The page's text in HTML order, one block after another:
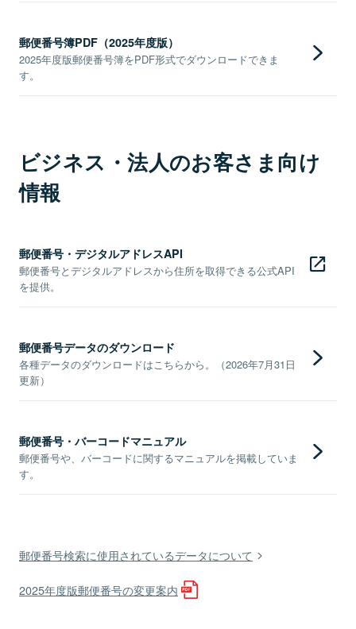
郵便番号簿PDF（2025年度版）
2025年度版郵便番号簿をPDF形式でダウンロードできま
す。
ビジネス・法人のお客さま向け
情報
郵便番号・デジタルアドレスAPI
郵便番号とデジタルアドレスから住所を取得できる公式API
を提供。
郵便番号データのダウンロード
各種データのダウンロードはこちらから。（2026年7月31日
更新）
郵便番号・バーコードマニュアル
郵便番号や、バーコードに関するマニュアルを掲載していま
す。
郵便番号検索に使用されているデータについて
2025年度版郵便番号の変更案内